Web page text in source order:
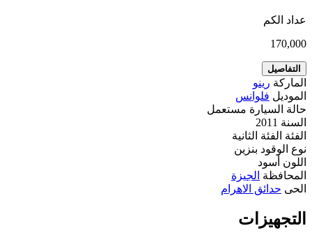
عداد الكم
170,000
التفاصيل
الماركة رينو
الموديل فلوانس
حالة السيارة مستعمل
السنة 2011
الفئة الفئة الثانية
نوع الوقود بنزين
اللون أسود
المحافظة الجيزة
الحى حدائق الاهرام
التجهيزات